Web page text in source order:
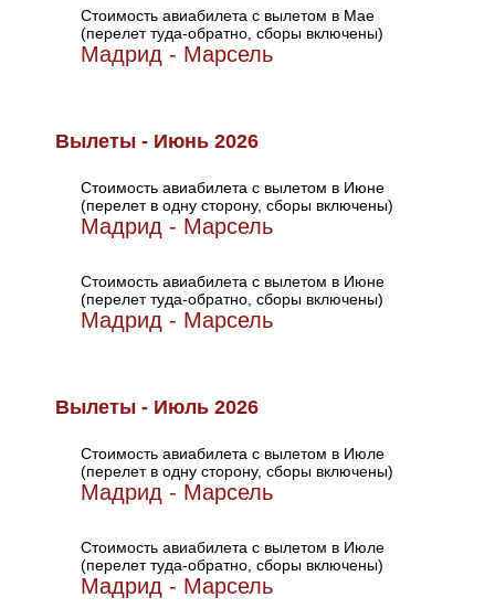
Стоимость авиабилета с вылетом в Мае
(перелет туда-обратно, сборы включены)
Мадрид - Марсель
Вылеты - Июнь 2026
Стоимость авиабилета с вылетом в Июне
(перелет в одну сторону, сборы включены)
Мадрид - Марсель
Стоимость авиабилета с вылетом в Июне
(перелет туда-обратно, сборы включены)
Мадрид - Марсель
Вылеты - Июль 2026
Стоимость авиабилета с вылетом в Июле
(перелет в одну сторону, сборы включены)
Мадрид - Марсель
Стоимость авиабилета с вылетом в Июле
(перелет туда-обратно, сборы включены)
Мадрид - Марсель